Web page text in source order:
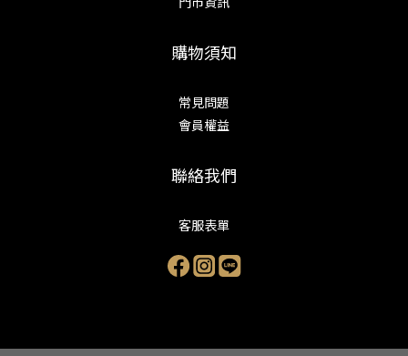
購物須知
常見問題
會員權益
聯絡我們
客服表單